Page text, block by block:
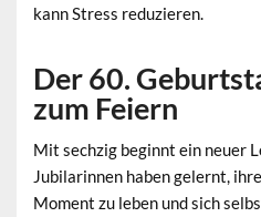
kann Stress reduzieren.
Der 60.
zum Feiern
Mit sechzig beginnt ein neuer
Jubilarinnen haben gelernt,
Moment zu leben und sich